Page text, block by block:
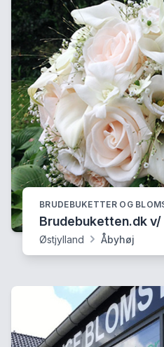
BRUDEBUKETTER OG
Brudebuketten.dk v/
Østjylland Åbyhøj